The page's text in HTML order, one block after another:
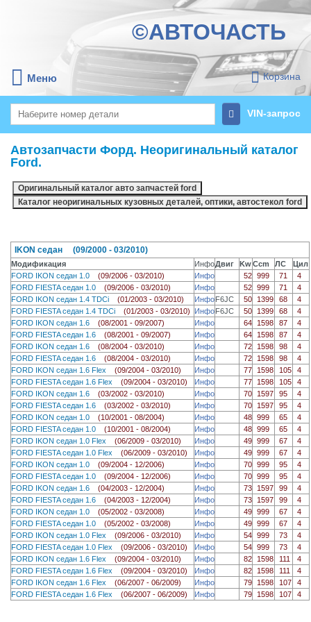
©АВТОЧАСТЬ
Меню Корзина
VIN-запрос
Автозапчасти Форд. Неоригинальный каталог
Ford.
IKON седан (09/2000 - 03/2010)
Модификация ИнфоДвиг KwCcm ЛС
Цил
FORD IKON седан 1.0 (09/2006 - 03/2010) Инфо 52 999 71
4
FORD FIESTA седан 1.0 (09/2006 - 03/2010) Инфо 52 999 71
4
FORD IKON седан 1.4 TDCi (01/2003 - 03/2010) ИнфоF6JC 50 1399 68
4
FORD FIESTA седан 1.4 TDCi (01/2003 - 03/2010) ИнфоF6JC 50 1399 68
4
FORD IKON седан 1.6 (08/2001 - 09/2007) Инфо 64 1598 87
4
FORD FIESTA седан 1.6 (08/2001 - 09/2007) Инфо 64 1598 87
4
FORD IKON седан 1.6 (08/2004 - 03/2010) Инфо 72 1598 98
4
FORD FIESTA седан 1.6 (08/2004 - 03/2010) Инфо 72 1598 98
4
FORD IKON седан 1.6 Flex (09/2004 - 03/2010) Инфо 77 1598 105
4
FORD FIESTA седан 1.6 Flex (09/2004 - 03/2010) Инфо 77 1598 105
4
FORD IKON седан 1.6 (03/2002 - 03/2010) Инфо 70 1597 95
4
FORD FIESTA седан 1.6 (03/2002 - 03/2010) Инфо 70 1597 95
4
FORD IKON седан 1.0 (10/2001 - 08/2004) Инфо 48 999 65
4
FORD FIESTA седан 1.0 (10/2001 - 08/2004) Инфо 48 999 65
4
FORD IKON седан 1.0 Flex (06/2009 - 03/2010) Инфо 49 999 67
4
FORD FIESTA седан 1.0 Flex (06/2009 - 03/2010) Инфо 49 999 67
4
FORD IKON седан 1.0 (09/2004 - 12/2006) Инфо 70 999 95
4
FORD FIESTA седан 1.0 (09/2004 - 12/2006) Инфо 70 999 95
4
FORD IKON седан 1.6 (04/2003 - 12/2004) Инфо 73 1597 99
4
FORD FIESTA седан 1.6 (04/2003 - 12/2004) Инфо 73 1597 99
4
FORD IKON седан 1.0 (05/2002 - 03/2008) Инфо 49 999 67
4
FORD FIESTA седан 1.0 (05/2002 - 03/2008) Инфо 49 999 67
4
FORD IKON седан 1.0 Flex (09/2006 - 03/2010) Инфо 54 999 73
4
FORD FIESTA седан 1.0 Flex (09/2006 - 03/2010) Инфо 54 999 73
4
FORD IKON седан 1.6 Flex (09/2004 - 03/2010) Инфо 82 1598 111
4
FORD FIESTA седан 1.6 Flex (09/2004 - 03/2010) Инфо 82 1598 111
4
FORD IKON седан 1.6 Flex (06/2007 - 06/2009) Инфо 79 1598 107
4
FORD FIESTA седан 1.6 Flex (06/2007 - 06/2009) Инфо 79 1598 107 4